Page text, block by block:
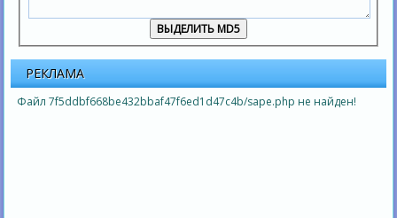
РЕКЛАМА
Файл 7f5ddbf668be432bbaf47f6ed1d47c4b/sape.php не найден!